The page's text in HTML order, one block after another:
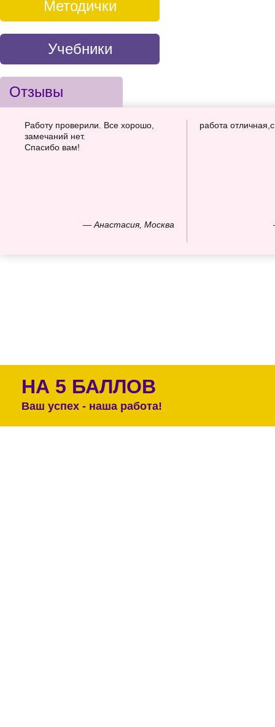
Методички
Учебники
Отзывы
— Анастасия, Москва
Работу проверили. Все хорошо,
замечаний нет.
Спасибо вам!
работа
НА 5 БАЛЛОВ
Ваш успех - наша работа!